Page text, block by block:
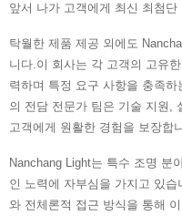
앞서 나가 고객에게 최신 최첨
탁월한 제품 제공 외에도
니다.이 회사는 각 고객의 고유
력하며 특정 요구 사항을 충족
의 전담 전문가 팀은 기술 지원,
고객에게 원활한 경험을 보장합
Nanchang Light는 특수 조명 분
인 노력에 자부심을 가지고 있
와 전체론적 접근 방식을 통해